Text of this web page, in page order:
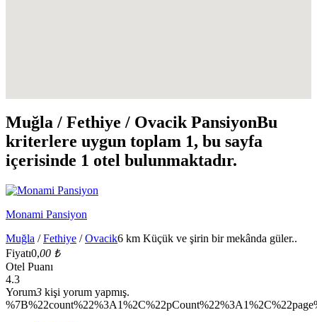
Muğla / Fethiye / Ovacik PansiyonBu
kriterlere uygun toplam 1, bu sayfa
içerisinde 1 otel bulunmaktadır.
Monami Pansiyon
Muğla /Fethiye /Ovacik6 km Küçük ve şirin bir mekânda güler..
Fiyatı0,00 ₺
Otel Puanı
4.3
Yorum3 kişi yorum yapmış.